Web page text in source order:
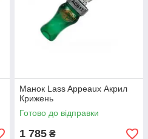
Манок Lass Appeaux Акрил
Крижень
Готово до відправки
1 785 ₴